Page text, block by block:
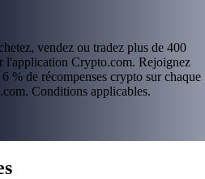
vendez ou tradez plus de 400
l'application Crypto.com. Rejoignez
% de récompenses crypto sur chaque
Conditions applicables.